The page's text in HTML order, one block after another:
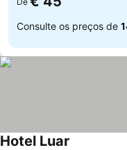
Consulte os preços de
Hotel Luar